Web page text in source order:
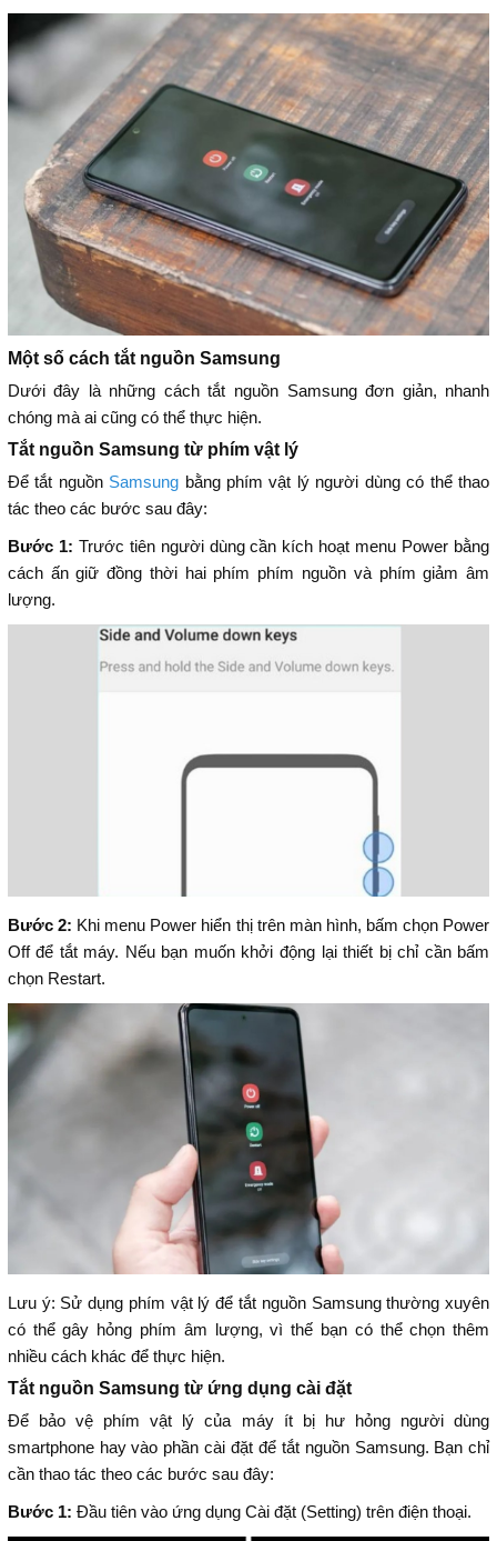
Một số cách tắt nguồn Samsung
Dưới đây là những cách tắt nguồn Samsung đơn giản, nhanh
chóng mà ai cũng có thể thực hiện.
Tắt nguồn Samsung từ phím vật lý
Để tắt nguồn Samsung bằng phím vật lý người dùng có thể thao
tác theo các bước sau đây:
Bước 1: Trước tiên người dùng cần kích hoạt menu Power bằng
cách ấn giữ đồng thời hai phím phím nguồn và phím giảm âm
lượng.
Bước 2: Khi menu Power hiển thị trên màn hình, bấm chọn Power
Off để tắt máy. Nếu bạn muốn khởi động lại thiết bị chỉ cần bấm
chọn Restart.
Lưu ý: Sử dụng phím vật lý để tắt nguồn Samsung thường xuyên
có thể gây hỏng phím âm lượng, vì thế bạn có thể chọn thêm
nhiều cách khác để thực hiện.
Tắt nguồn Samsung từ ứng dụng cài đặt
Để bảo vệ phím vật lý của máy ít bị hư hỏng người dùng
smartphone hay vào phần cài đặt để tắt nguồn Samsung. Bạn chỉ
cần thao tác theo các bước sau đây:
Bước 1: Đầu tiên vào ứng dụng Cài đặt (Setting) trên điện thoại.